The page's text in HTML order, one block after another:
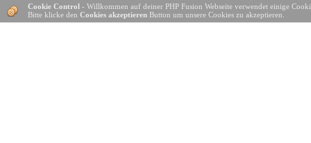
Cookie Control - Willkommen auf deiner PHP Fusion Webseite verwendet einige
Bitte klicke den Cookies akzeptieren Button um unsere Cookies zu akzeptieren.